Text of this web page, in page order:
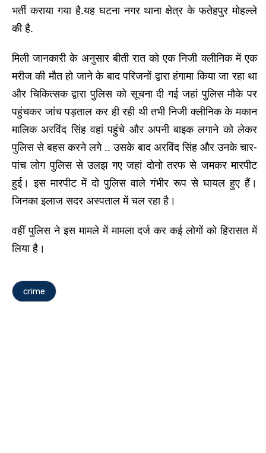
भर्ती कराया गया है.यह घटना नगर थाना क्षेत्र के फतेहपुर मोहल्ले
की है.
मिली जानकारी के अनुसार बीती रात को एक निजी क्लीनिक में एक
मरीज की मौत हो जाने के बाद परिजनों द्वारा हंगामा किया जा रहा था
और चिकित्सक द्वारा पुलिस को सूचना दी गई जहां पुलिस मौके पर
पहुंचकर जांच पड़ताल कर ही रही थी तभी निजी क्लीनिक के मकान
मालिक अरविंद सिंह वहां पहुंचे और अपनी बाइक लगाने को लेकर
पुलिस से बहस करने लगे .. उसके बाद अरविंद सिंह और उनके चार-
पांच लोग पुलिस से उलझ गए जहां दोनो तरफ से जमकर मारपीट
हुई। इस मारपीट में दो पुलिस वाले गंभीर रूप से घायल हुए हैं।
जिनका इलाज सदर अस्पताल में चल रहा है।
वहीं पुलिस ने इस मामले में मामला दर्ज कर कई लोगों को हिरासत में
लिया है।
crime